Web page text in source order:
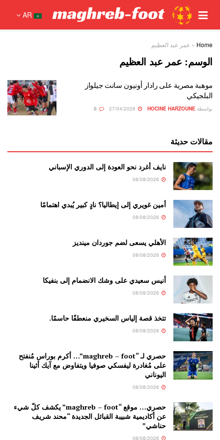
AR
Home
» عمر عبد العظيم
الوسم: عمر عبد العظيم
موهبة مصرية على رادار أونيون سانت جيلواز
البلجيكي
بواسطة HOCINE HARZOUNE
مقالات حديثة
نايف أغرد نحو العودة إلى الدوري الإسباني
أمين غويري إلى إيطاليا؟ نادٍ كبير يُبدي اهتمامًا
الأهلي يسعى لضم جوردان مينديز
أنيس سعيدي على وشك الانضمام إلى بنفيكا
تتخذ قصة إلياس السخيري منعطفًا حاسمًا.
حصري لـ “maghreb – foot”… أكرم بوراس مُنفتح
على مُغادرة ليفسكي صوفيا ويتفاوض مع آيك أثينا
اليوناني
حصري… موقع “maghreb – foot” يكشف كلّ شيء
عن أكاديمية شبيبة القبائل الجديدة “محند شريف
حناشي”